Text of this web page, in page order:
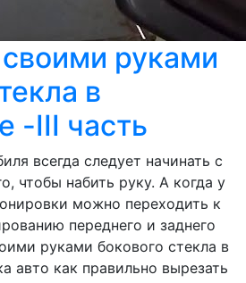
руками
в
-III часть
всегда следует начинать с
чтобы набить руку. А когда у
можно переходить к
переднего и заднего
руками бокового стекла в
авто как правильно вырезать